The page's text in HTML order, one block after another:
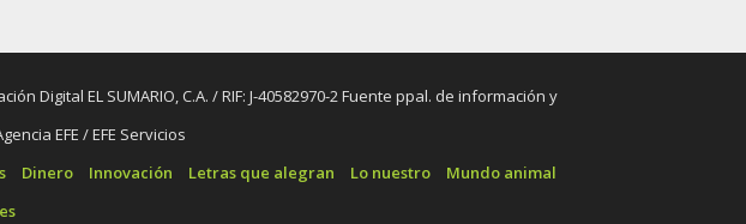
EL SUMARIO, C.A. / RIF: J-40582970-2 Fuente ppal. de información y
EFE / EFE Servicios
Dinero Innovación Letras que alegran Lo nuestro
Mundo animal